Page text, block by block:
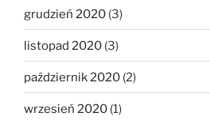
grudzień 2020 (3)
listopad 2020 (3)
październik 2020 (2)
wrzesień 2020 (1)